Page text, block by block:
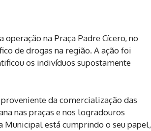
na Praça Padre Cícero, no
de drogas na região. A ação foi
os indivíduos supostamente
da comercialização das
nas praças e nos logradouros
está cumprindo o seu papel,